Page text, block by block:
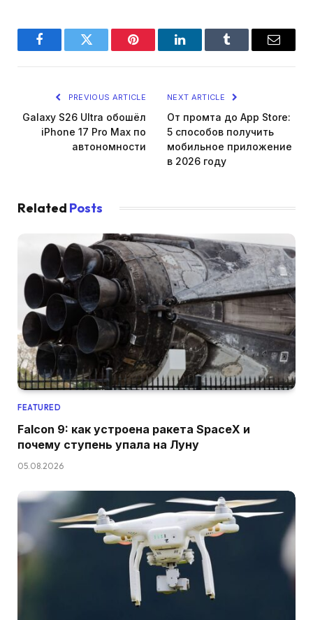
FacebookTwitter Pinterest LinkedInTumblr Email
PREVIOUS ARTICLE
Galaxy S26 Ultra обошёл
iPhone 17 Pro Max по
автономности
NEXT ARTICLE
От промта до App Store:
5 способов получить
мобильное приложение
в 2026 году
Related Posts
FEATURED
Falcon 9: как устроена ракета SpaceX и
почему ступень упала на Луну
05.08.2026